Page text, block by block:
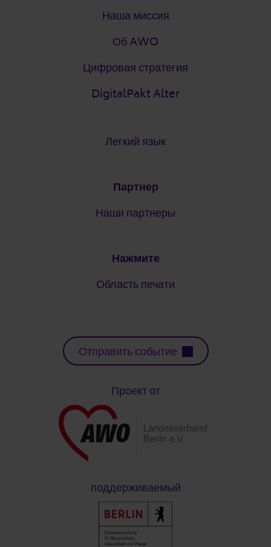
Наша миссия
Об AWO
Цифровая стратегия
DigitalPakt Alter
Легкий язык
Партнер
Наши партнеры
Нажмите
Область печати
Отправить событие
Проект от
поддерживаемый